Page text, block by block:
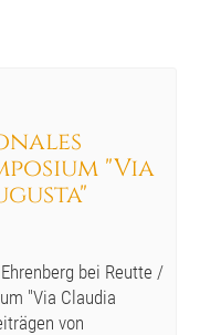
"Via
bei Reutte /
"Via Claudia
von